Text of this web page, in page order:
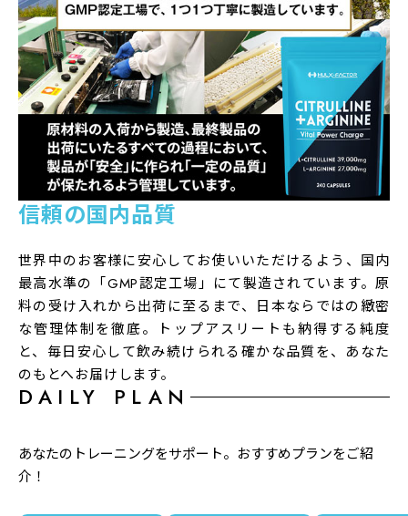
信頼の国内品質
世界中のお客様に安心してお使いいただけるよう、国内
最高水準の「GMP認定工場」にて製造されています。原
料の受け入れから出荷に至るまで、日本ならではの緻密
な管理体制を徹底。トップアスリートも納得する純度
と、毎日安心して飲み続けられる確かな品質を、あなた
のもとへお届けします。
DAILY PLAN
あなたのトレーニングをサポート。おすすめプランをご紹
介！